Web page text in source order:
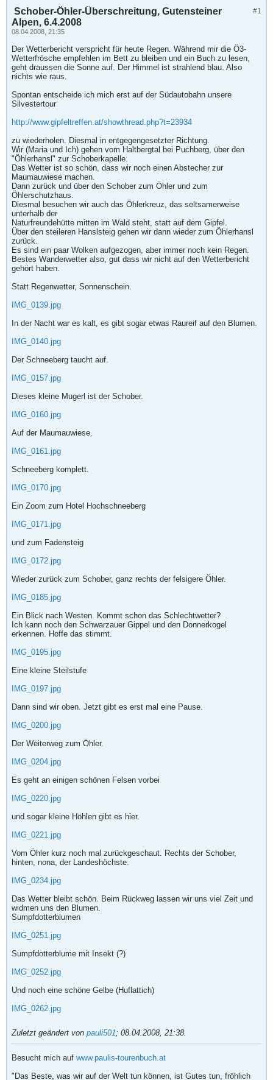
#1
Schober-Öhler-Überschreitung, Gutensteiner
Alpen, 6.4.2008
08.04.2008, 21:35
Der Wetterbericht verspricht für heute Regen. Während mir die Ö3-
Wetterfrösche empfehlen im Bett zu bleiben und ein Buch zu lesen,
geht draussen die Sonne auf. Der Himmel ist strahlend blau. Also
nichts wie raus.
Spontan entscheide ich mich erst auf der Südautobahn unsere
Silvestertour
http://www.gipfeltreffen.at/showthread.php?t=23934
zu wiederholen. Diesmal in entgegengesetzter Richtung.
Wir (Maria und Ich) gehen vom Haltbergtal bei Puchberg, über den
"Öhlerhansl" zur Schoberkapelle.
Das Wetter ist so schön, dass wir noch einen Abstecher zur
Maumauwiese machen.
Dann zurück und über den Schober zum Öhler und zum
Öhlerschutzhaus.
Diesmal besuchen wir auch das Öhlerkreuz, das seltsamerweise
unterhalb der
Naturfreundehütte mitten im Wald steht, statt auf dem Gipfel.
Über den steileren Hanslsteig gehen wir dann wieder zum Öhlerhansl
zurück.
Es sind ein paar Wolken aufgezogen, aber immer noch kein Regen.
Bestes Wanderwetter also, gut dass wir nicht auf den Wetterbericht
gehört haben.
Statt Regenwetter, Sonnenschein.
IMG_0139.jpg
In der Nacht war es kalt, es gibt sogar etwas Raureif auf den Blumen.
IMG_0140.jpg
Der Schneeberg taucht auf.
IMG_0157.jpg
Dieses kleine Mugerl ist der Schober.
IMG_0160.jpg
Auf der Maumauwiese.
IMG_0161.jpg
Schneeberg komplett.
IMG_0170.jpg
Ein Zoom zum Hotel Hochschneeberg
IMG_0171.jpg
und zum Fadensteig
IMG_0172.jpg
Wieder zurück zum Schober, ganz rechts der felsigere Öhler.
IMG_0185.jpg
Ein Blick nach Westen. Kommt schon das Schlechtwetter?
Ich kann noch den Schwarzauer Gippel und den Donnerkogel
erkennen. Hoffe das stimmt.
IMG_0195.jpg
Eine kleine Steilstufe
IMG_0197.jpg
Dann sind wir oben. Jetzt gibt es erst mal eine Pause.
IMG_0200.jpg
Der Weiterweg zum Öhler.
IMG_0204.jpg
Es geht an einigen schönen Felsen vorbei
IMG_0220.jpg
und sogar kleine Höhlen gibt es hier.
IMG_0221.jpg
Vom Öhler kurz noch mal zurückgeschaut. Rechts der Schober,
hinten, nona, der Landeshöchste.
IMG_0234.jpg
Das Wetter bleibt schön. Beim Rückweg lassen wir uns viel Zeit und
widmen uns den Blumen.
Sumpfdotterblumen
IMG_0251.jpg
Sumpfdotterblume mit Insekt (?)
IMG_0252.jpg
Und noch eine schöne Gelbe (Huflattich)
IMG_0262.jpg
Zuletzt geändert von pauli501; 08.04.2008, 21:38.
Besucht mich auf www.paulis-tourenbuch.at
"Das Beste, was wir auf der Welt tun können, ist Gutes tun, fröhlich